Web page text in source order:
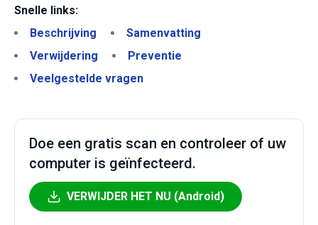
Snelle links:
Beschrijving
Samenvatting
Verwijdering
Preventie
Veelgestelde vragen
Doe een gratis scan en controleer of uw
computer is geïnfecteerd.
VERWIJDER HET NU (Android)